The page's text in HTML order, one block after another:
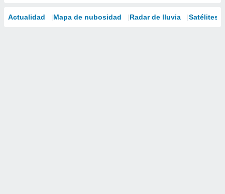
Actualidad Mapa de nubosidad Radar de lluvia Satélites